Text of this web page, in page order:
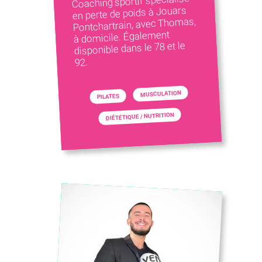
en perte de poids à Jouars
Pontchartrain, avec Thomas,
à domicile. Également
disponible dans le 78 et le
92.
PILATES MUSCULATION
DIÉTÉTIQUE / NUTRITION